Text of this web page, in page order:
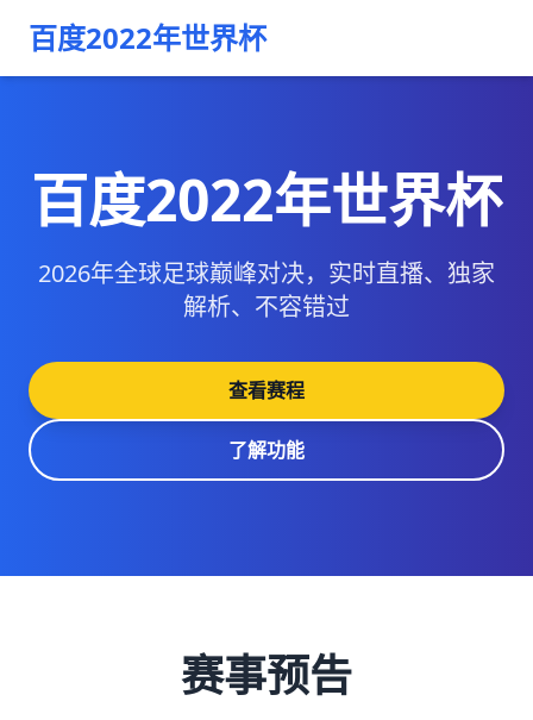
百度2022年世界杯
百度2022年世界杯
2026年全球足球巅峰对决，实时直播、独家
解析、不容错过
查看赛程
了解功能
赛事预告